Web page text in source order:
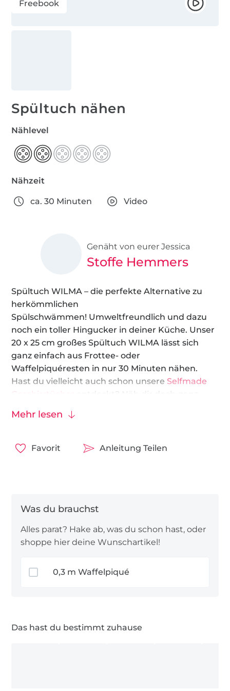
Freebook
Spültuch nähen
Nählevel
Nähzeit
ca. 30 Minuten Video
Genäht von eurer Jessica
Stoffe Hemmers
Spültuch WILMA – die perfekte Alternative zu
herkömmlichen
Spülschwämmen! Umweltfreundlich und dazu
noch ein toller Hingucker in deiner Küche. Unser
20 x 25 cm großes Spültuch WILMA lässt sich
ganz einfach aus Frottee- oder
Waffelpiquéresten in nur 30 Minuten nähen.
Hast du vielleicht auch schon unsere Selfmade
Geschirrtücher
entdeckt? Näh dir doch ganz
Mehr lesen
Favorit Anleitung Teilen
Alles parat? Hake ab, was du schon hast, oder
shoppe hier deine Wunschartikel!
0,3 m Waffelpiqué
Das hast du bestimmt zuhause